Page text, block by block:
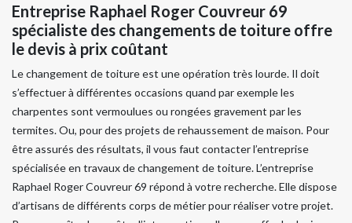
Entreprise Raphael Roger Couvreur 69
spécialiste des changements de toiture offre
le devis à prix coûtant
Le changement de toiture est une opération très lourde. Il doit
s’effectuer à différentes occasions quand par exemple les
charpentes sont vermoulues ou rongées gravement par les
termites. Ou, pour des projets de rehaussement de maison. Pour
être assurés des résultats, il vous faut contacter l’entreprise
spécialisée en travaux de changement de toiture. L’entreprise
Raphael Roger Couvreur 69 répond à votre recherche. Elle dispose
d’artisans de différents corps de métier pour réaliser votre projet.